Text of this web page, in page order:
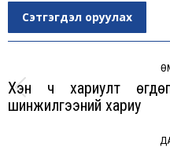
Сэтгэгдэл оруулах
navigation
Хэн ч хариулт
шинжилгээний хариу